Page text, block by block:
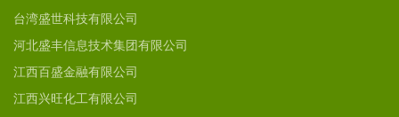
台湾盛世科技有限公司
河北盛丰信息技术集团有限公司
江西百盛金融有限公司
江西兴旺化工有限公司